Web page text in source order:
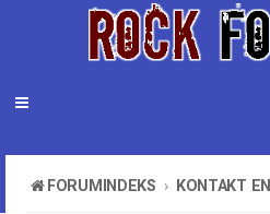
FORUMINDEKS